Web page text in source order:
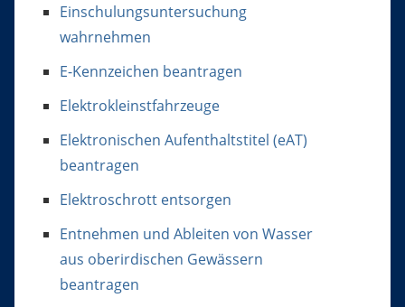
Einschulungsuntersuchung
wahrnehmen
E-Kennzeichen beantragen
Elektrokleinstfahrzeuge
Elektronischen Aufenthaltstitel (eAT)
beantragen
Elektroschrott entsorgen
Entnehmen und Ableiten von Wasser
aus oberirdischen Gewässern
beantragen